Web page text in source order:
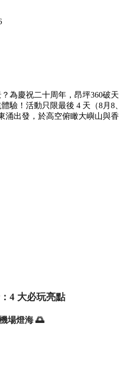
為慶祝二十周年，昂坪360破天
驗！活動只限最後 4 天（8月8、
涌出發，於高空俯瞰大嶼山與香
4 大必玩亮點
場燈海 🌅